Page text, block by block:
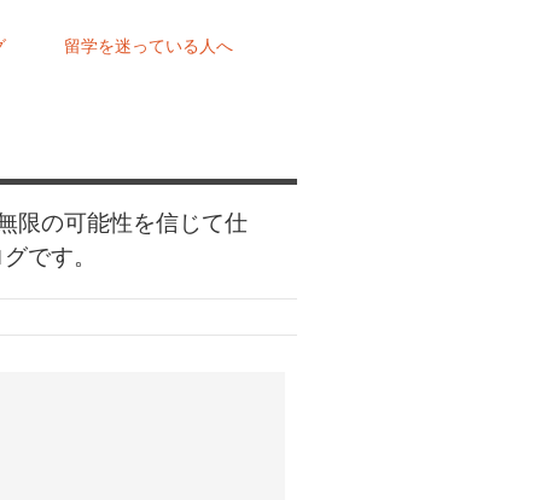
留学を迷っている人へ
限の可能性を信じて仕
です。